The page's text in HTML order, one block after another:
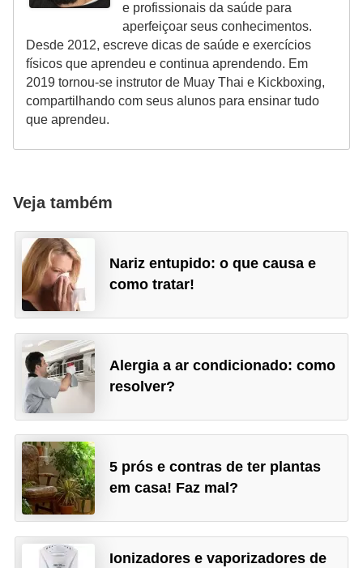
e profissionais da saúde para
aperfeiçoar seus conhecimentos.
Desde 2012, escreve dicas de saúde e exercícios
físicos que aprendeu e continua aprendendo. Em
2019 tornou-se instrutor de Muay Thai e Kickboxing,
compartilhando com seus alunos para ensinar tudo
que aprendeu.
Veja também
Nariz entupido: o que causa e
como tratar!
Alergia a ar condicionado: como
resolver?
5 prós e contras de ter plantas
em casa! Faz mal?
Ionizadores e vaporizadores de